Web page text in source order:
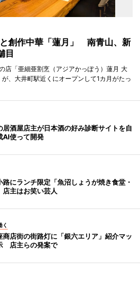
創作中華「蓮月」 南青山、新
目
店「亜細亜割烹（アジアかっぽう）蓮月 大
、大井町駅近くにオープンして1カ月がたっ
居酒屋店主が日本酒の好み診断サイトを自
使って開発
路にランチ限定「魚沼しょうが焼き食堂・
主はお笑い芸人
く
商店街の街路灯に「銀六エリア」紹介マッ
店主らの発案で